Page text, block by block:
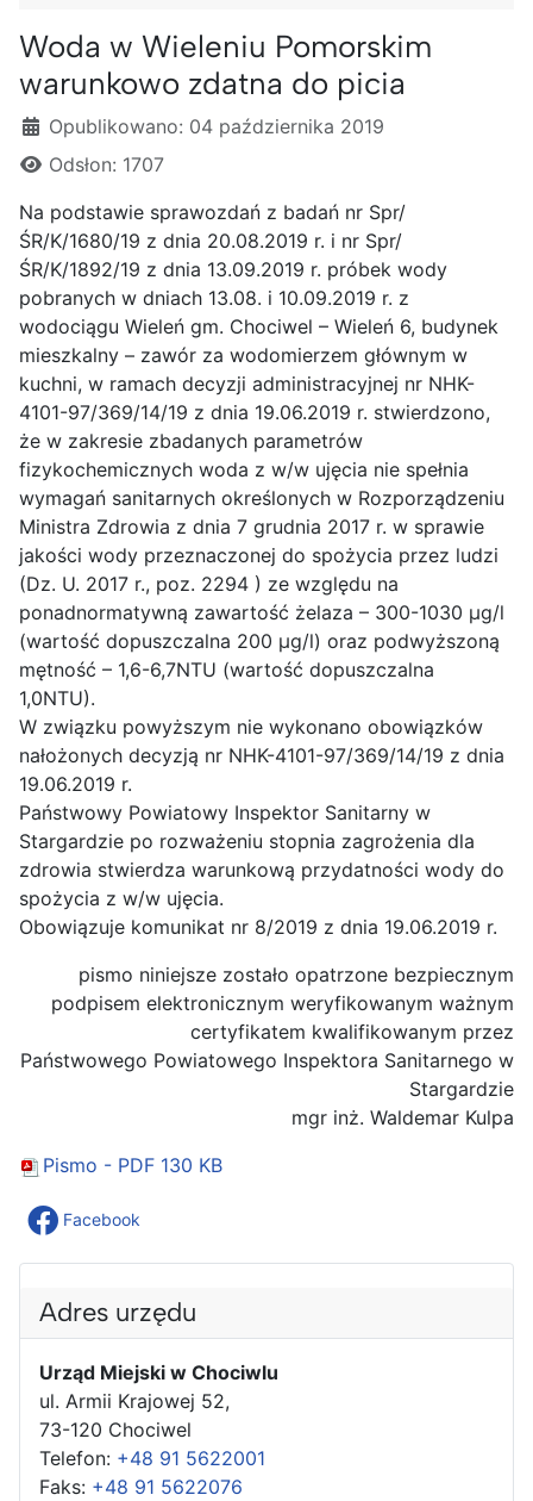
Woda w Wieleniu Pomorskim
warunkowo zdatna do picia
Szczegóły
Opublikowano: 04 października 2019
Odsłon: 1707
Na podstawie sprawozdań z badań nr Spr/
ŚR/K/1680/19 z dnia 20.08.2019 r. i nr Spr/
ŚR/K/1892/19 z dnia 13.09.2019 r. próbek wody
pobranych w dniach 13.08. i 10.09.2019 r. z
wodociągu Wieleń gm. Chociwel – Wieleń 6, budynek
mieszkalny – zawór za wodomierzem głównym w
kuchni, w ramach decyzji administracyjnej nr NHK-
4101-97/369/14/19 z dnia 19.06.2019 r. stwierdzono,
że w zakresie zbadanych parametrów
fizykochemicznych woda z w/w ujęcia nie spełnia
wymagań sanitarnych określonych w Rozporządzeniu
Ministra Zdrowia z dnia 7 grudnia 2017 r. w sprawie
jakości wody przeznaczonej do spożycia przez ludzi
(Dz. U. 2017 r., poz. 2294 ) ze względu na
ponadnormatywną zawartość żelaza – 300-1030 µg/l
(wartość dopuszczalna 200 µg/l) oraz podwyższoną
mętność – 1,6-6,7NTU (wartość dopuszczalna
1,0NTU).
W związku powyższym nie wykonano obowiązków
nałożonych decyzją nr NHK-4101-97/369/14/19 z dnia
19.06.2019 r.
Państwowy Powiatowy Inspektor Sanitarny w
Stargardzie po rozważeniu stopnia zagrożenia dla
zdrowia stwierdza warunkową przydatności wody do
spożycia z w/w ujęcia.
Obowiązuje komunikat nr 8/2019 z dnia 19.06.2019 r.
pismo niniejsze zostało opatrzone bezpiecznym
podpisem elektronicznym weryfikowanym ważnym
certyfikatem kwalifikowanym przez
Państwowego Powiatowego Inspektora Sanitarnego w
Stargardzie
mgr inż. Waldemar Kulpa
Pismo - PDF 130 KB
Facebook
Adres urzędu
Urząd Miejski w Chociwlu
ul. Armii Krajowej 52,
73-120 Chociwel
Telefon: +48 91 5622001
Faks: +48 91 5622076